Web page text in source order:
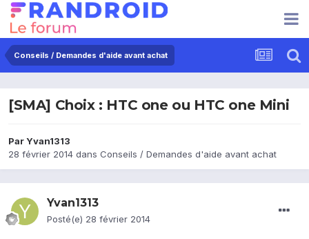
Conseils / Demandes d'aide avant achat
[SMA] Choix : HTC one ou HTC one Mini
ParYvan1313
28 février 2014 dans Conseils / Demandes d'aide avant achat
Yvan1313
Posté(e) 28 février 2014